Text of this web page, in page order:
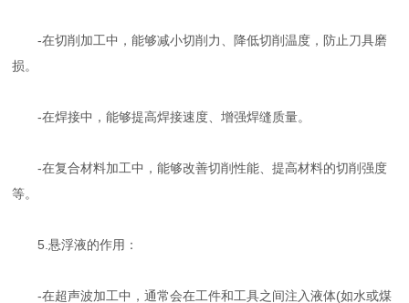
-在切削加工中，能够减小切削力、降低切削温度，防止刀具磨
损。
-在焊接中，能够提高焊接速度、增强焊缝质量。
-在复合材料加工中，能够改善切削性能、提高材料的切削强度
等。
5.悬浮液的作用：
-在超声波加工中，通常会在工件和工具之间注入液体(如水或煤